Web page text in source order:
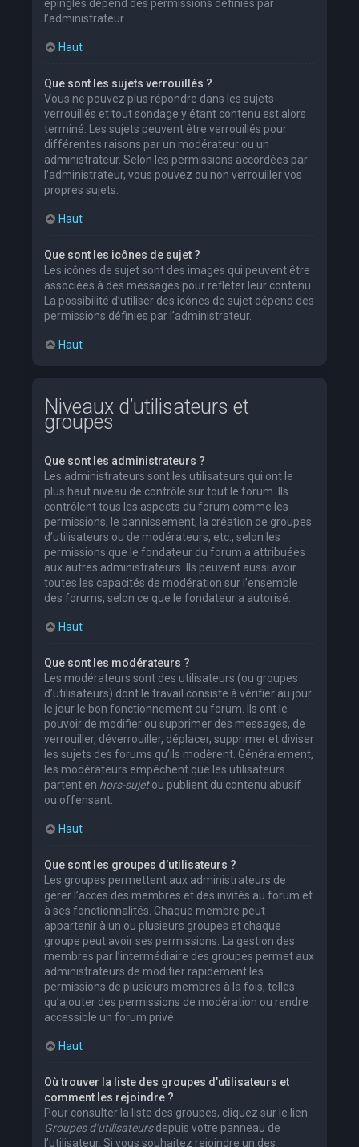
épinglés dépend des permissions définies par
l’administrateur.
Haut
Que sont les sujets verrouillés ?
Vous ne pouvez plus répondre dans les sujets
verrouillés et tout sondage y étant contenu est alors
terminé. Les sujets peuvent être verrouillés pour
différentes raisons par un modérateur ou un
administrateur. Selon les permissions accordées par
l’administrateur, vous pouvez ou non verrouiller vos
propres sujets.
Haut
Que sont les icônes de sujet ?
Les icônes de sujet sont des images qui peuvent être
associées à des messages pour refléter leur contenu.
La possibilité d’utiliser des icônes de sujet dépend des
permissions définies par l’administrateur.
Haut
Niveaux d’utilisateurs et
groupes
Que sont les administrateurs ?
Les administrateurs sont les utilisateurs qui ont le
plus haut niveau de contrôle sur tout le forum. Ils
contrôlent tous les aspects du forum comme les
permissions, le bannissement, la création de groupes
d’utilisateurs ou de modérateurs, etc., selon les
permissions que le fondateur du forum a attribuées
aux autres administrateurs. Ils peuvent aussi avoir
toutes les capacités de modération sur l’ensemble
des forums, selon ce que le fondateur a autorisé.
Haut
Que sont les modérateurs ?
Les modérateurs sont des utilisateurs (ou groupes
d’utilisateurs) dont le travail consiste à vérifier au jour
le jour le bon fonctionnement du forum. Ils ont le
pouvoir de modifier ou supprimer des messages, de
verrouiller, déverrouiller, déplacer, supprimer et diviser
les sujets des forums qu’ils modèrent. Généralement,
les modérateurs empêchent que les utilisateurs
partent en hors-sujetou publient du contenu abusif
ou offensant.
Haut
Que sont les groupes d’utilisateurs ?
Les groupes permettent aux administrateurs de
gérer l’accès des membres et des invités au forum et
à ses fonctionnalités. Chaque membre peut
appartenir à un ou plusieurs groupes et chaque
groupe peut avoir ses permissions. La gestion des
membres par l’intermédiaire des groupes permet aux
administrateurs de modifier rapidement les
permissions de plusieurs membres à la fois, telles
qu’ajouter des permissions de modération ou rendre
accessible un forum privé.
Haut
Où trouver la liste des groupes d’utilisateurs et
comment les rejoindre ?
Pour consulter la liste des groupes, cliquez sur le lien
Groupes d’utilisateursdepuis votre panneau de
l’utilisateur. Si vous souhaitez rejoindre un des